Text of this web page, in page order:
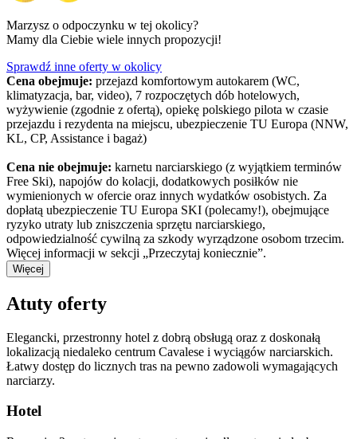
Marzysz o odpoczynku w tej okolicy?
Mamy dla Ciebie wiele innych propozycji!
Sprawdź inne oferty w okolicy
Cena obejmuje: przejazd komfortowym autokarem (WC,
klimatyzacja, bar, video), 7 rozpoczętych dób hotelowych,
wyżywienie (zgodnie z ofertą), opiekę polskiego pilota w czasie
przejazdu i rezydenta na miejscu, ubezpieczenie TU Europa (NNW,
KL, CP, Assistance i bagaż)
Cena nie obejmuje: karnetu narciarskiego (z wyjątkiem terminów
Free Ski), napojów do kolacji, dodatkowych posiłków nie
wymienionych w ofercie oraz innych wydatków osobistych. Za
dopłatą ubezpieczenie TU Europa SKI (polecamy!), obejmujące
ryzyko utraty lub zniszczenia sprzętu narciarskiego,
odpowiedzialność cywilną za szkody wyrządzone osobom trzecim.
Więcej informacji w sekcji „Przeczytaj koniecznie”.
Więcej
Atuty oferty
Elegancki, przestronny hotel z dobrą obsługą oraz z doskonałą
lokalizacją niedaleko centrum Cavalese i wyciągów narciarskich.
Łatwy dostęp do licznych tras na pewno zadowoli wymagających
narciarzy.
Hotel